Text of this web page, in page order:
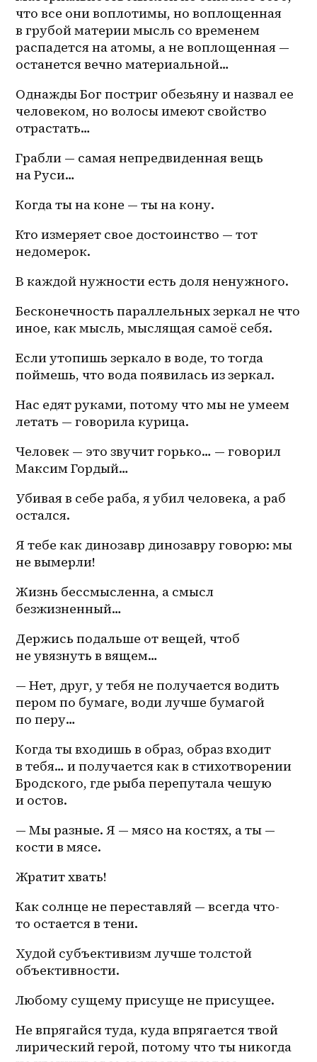
что все они воплотимы, но воплощенная
в грубой материи мысль со временем
распадется на атомы, а не воплощенная —
останется вечно материальной…
Однажды Бог постриг обезьяну и назвал ее
человеком, но волосы имеют свойство
отрастать…
Грабли — самая непредвиденная вещь
на Руси…
Когда ты на коне — ты на кону.
Кто измеряет свое достоинство — тот
недомерок.
В каждой нужности есть доля ненужного.
Бесконечность параллельных зеркал не что
иное, как мысль, мыслящая самоё себя.
Если утопишь зеркало в воде, то тогда
поймешь, что вода появилась из зеркал.
Нас едят руками, потому что мы не умеем
летать — говорила курица.
Человек — это звучит горько… — говорил
Максим Гордый…
Убивая в себе раба, я убил человека, а раб
остался.
Я тебе как динозавр динозавру говорю: мы
не вымерли!
Жизнь бессмысленна, а смысл
безжизненный…
Держись подальше от вещей, чтоб
не увязнуть в вящем…
— Нет, друг, у тебя не получается водить
пером по бумаге, води лучше бумагой
по перу…
Когда ты входишь в образ, образ входит
в тебя… и получается как в стихотворении
Бродского, где рыба перепутала чешую
и остов.
— Мы разные. Я — мясо на костях, а ты —
кости в мясе.
Жратит хвать!
Как солнце не переставляй — всегда что-
то остается в тени.
Худой субъективизм лучше толстой
объективности.
Любому сущему присуще не присущее.
Не впрягайся туда, куда впрягается твой
лирический герой, потому что ты никогда